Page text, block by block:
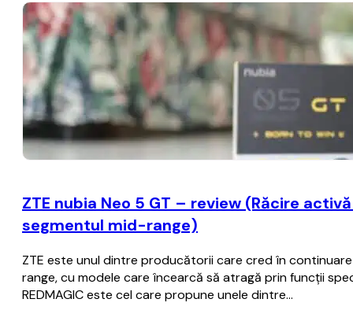
ZTE nubia Neo 5 GT – review (Răcire
segmentul mid-range)
ZTE este unul dintre producătorii care cred în
range, cu modele care încearcă să atragă prin funcții
REDMAGIC este cel care propune unele dintre…